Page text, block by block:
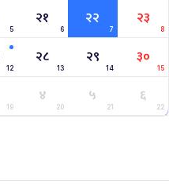
5
२१
6
२२
7
२३
8
12
२८
13
२९
14
३०
15
19
४
20
५
21
६
22